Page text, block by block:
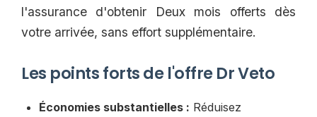
l'assurance d'obtenir Deux mois offerts dès
votre arrivée, sans effort supplémentaire.
Les points forts de l'offre Dr Veto
Économies substantielles : Réduisez